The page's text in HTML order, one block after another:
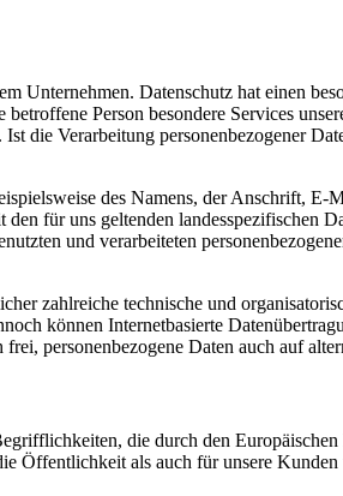
Unternehmen. Datenschutz hat einen
Person besondere Services
die Verarbeitung personenbezogener
des Namens, der Anschrift,
für uns geltenden landesspezifischen
und verarbeiteten
zahlreiche technische und
können Internetbasierte
personenbezogene Daten auch auf
die durch den
Öffentlichkeit als auch für unsere